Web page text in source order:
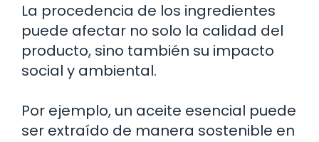
La procedencia de los ingredientes
puede afectar no solo la calidad del
producto, sino también su impacto
social y ambiental.
Por ejemplo, un aceite esencial puede
ser extraído de manera sostenible en